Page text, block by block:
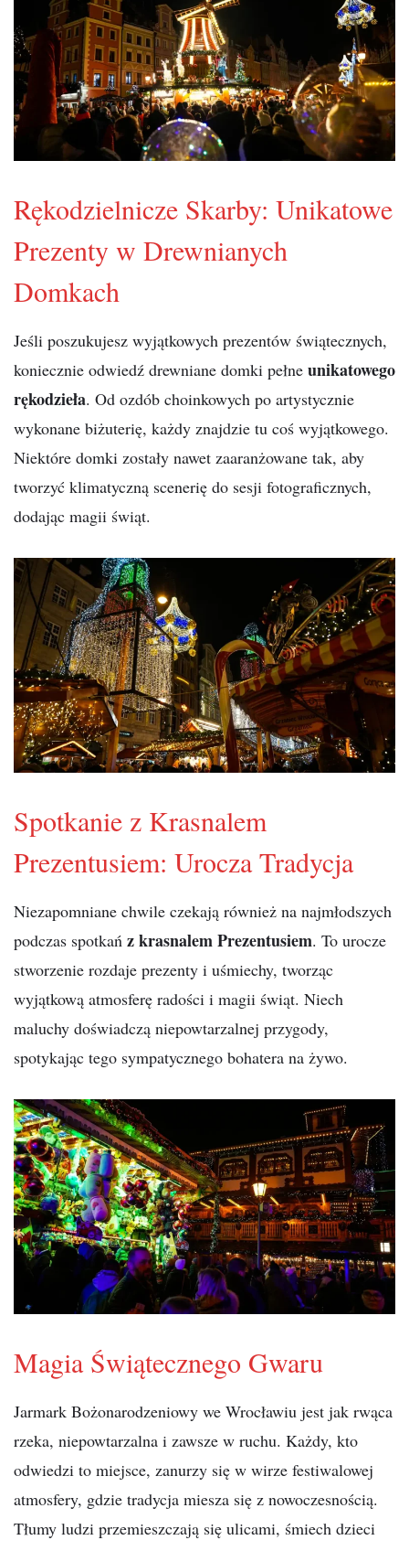
Rękodzielnicze Skarby: Unikatowe
Prezenty w Drewnianych
Domkach
Jeśli poszukujesz wyjątkowych prezentów świątecznych,
koniecznie odwiedź drewniane domki pełne unikatowego
rękodzieła. Od ozdób choinkowych po artystycznie
wykonane biżuterię, każdy znajdzie tu coś wyjątkowego.
Niektóre domki zostały nawet zaaranżowane tak, aby
tworzyć klimatyczną scenerię do sesji fotograficznych,
dodając magii świąt.
Spotkanie z Krasnalem
Prezentusiem: Urocza Tradycja
Niezapomniane chwile czekają również na najmłodszych
podczas spotkań z krasnalem Prezentusiem. To urocze
stworzenie rozdaje prezenty i uśmiechy, tworząc
wyjątkową atmosferę radości i magii świąt. Niech
maluchy doświadczą niepowtarzalnej przygody,
spotykając tego sympatycznego bohatera na żywo.
Magia Świątecznego Gwaru
Jarmark Bożonarodzeniowy we Wrocławiu jest jak rwąca
rzeka, niepowtarzalna i zawsze w ruchu. Każdy, kto
odwiedzi to miejsce, zanurzy się w wirze festiwalowej
atmosfery, gdzie tradycja miesza się z nowoczesnością.
Tłumy ludzi przemieszczają się ulicami, śmiech dzieci